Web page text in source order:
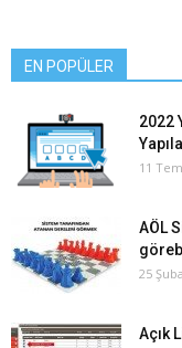
EN POPÜLER
2022
11
AÖL
25
Açık